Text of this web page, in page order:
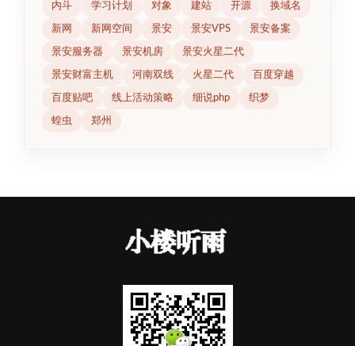
内斗 学习计划 对象 建站 开源 换域名
新网 新网空间 景安 景安VPS 景安备案
景安服务器 景安机房 景安火星二代
景安财富主机 河南双线 火星二代 百度穿越
百度贴吧 线上活动策略 细说php 织梦
蝗虫 郑州